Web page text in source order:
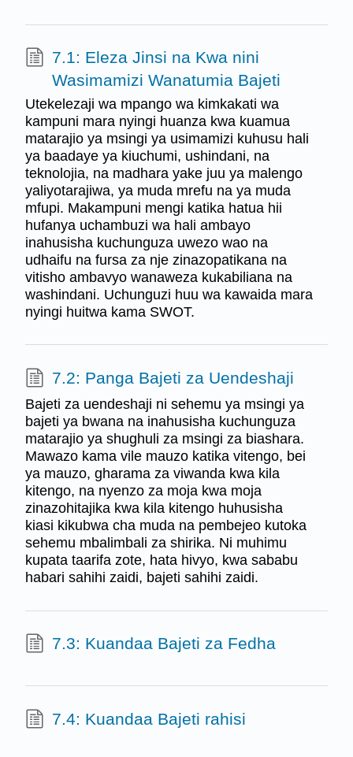
7.1: Eleza Jinsi na Kwa nini
Wasimamizi Wanatumia Bajeti
Utekelezaji wa mpango wa kimkakati wa
kampuni mara nyingi huanza kwa kuamua
matarajio ya msingi ya usimamizi kuhusu hali
ya baadaye ya kiuchumi, ushindani, na
teknolojia, na madhara yake juu ya malengo
yaliyotarajiwa, ya muda mrefu na ya muda
mfupi. Makampuni mengi katika hatua hii
hufanya uchambuzi wa hali ambayo
inahusisha kuchunguza uwezo wao na
udhaifu na fursa za nje zinazopatikana na
vitisho ambavyo wanaweza kukabiliana na
washindani. Uchunguzi huu wa kawaida mara
nyingi huitwa kama SWOT.
7.2: Panga Bajeti za Uendeshaji
Bajeti za uendeshaji ni sehemu ya msingi ya
bajeti ya bwana na inahusisha kuchunguza
matarajio ya shughuli za msingi za biashara.
Mawazo kama vile mauzo katika vitengo, bei
ya mauzo, gharama za viwanda kwa kila
kitengo, na nyenzo za moja kwa moja
zinazohitajika kwa kila kitengo huhusisha
kiasi kikubwa cha muda na pembejeo kutoka
sehemu mbalimbali za shirika. Ni muhimu
kupata taarifa zote, hata hivyo, kwa sababu
habari sahihi zaidi, bajeti sahihi zaidi.
7.3: Kuandaa Bajeti za Fedha
7.4: Kuandaa Bajeti rahisi